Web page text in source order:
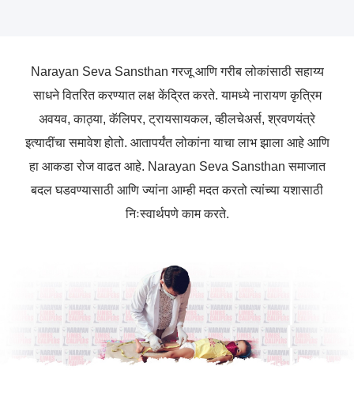
Narayan Seva Sansthan गरजू आणि गरीब लोकांसाठी सहाय्य
साधने वितरित करण्यात लक्ष केंद्रित करते. यामध्ये नारायण कृत्रिम
अवयव, काठ्या, कॅलिपर, ट्रायसायकल, व्हीलचेअर्स, श्रवणयंत्रे
इत्यादींचा समावेश होतो. आतापर्यंतलोकांना याचा लाभ झाला आहे आणि
हा आकडा रोज वाढत आहे. Narayan Seva Sansthan समाजात
बदल घडवण्यासाठी आणि ज्यांना आम्ही मदत करतो त्यांच्या यशासाठी
निःस्वार्थपणे काम करते.